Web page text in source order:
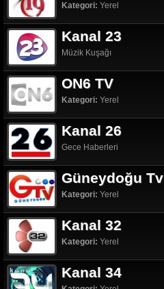
Kategori: Yerel
Kanal 23
Müzik Kuşağı
ON6 TV
Kategori: Yerel
Kanal 26
Gece Haberleri
Güneydoğu Tv
Kategori: Yerel
Kanal 32
Kategori: Yerel
Kanal 34